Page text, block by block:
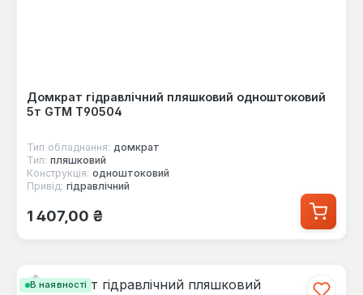
Домкрат гідравлічний пляшковий одноштоковий
5т GTM Т90504
Тип обладнання: домкрат
Тип: пляшковий
Конструкція: одноштоковий
Привід: гідравлічний
Звичайна ціна:
1 407,00 ₴
В наявності